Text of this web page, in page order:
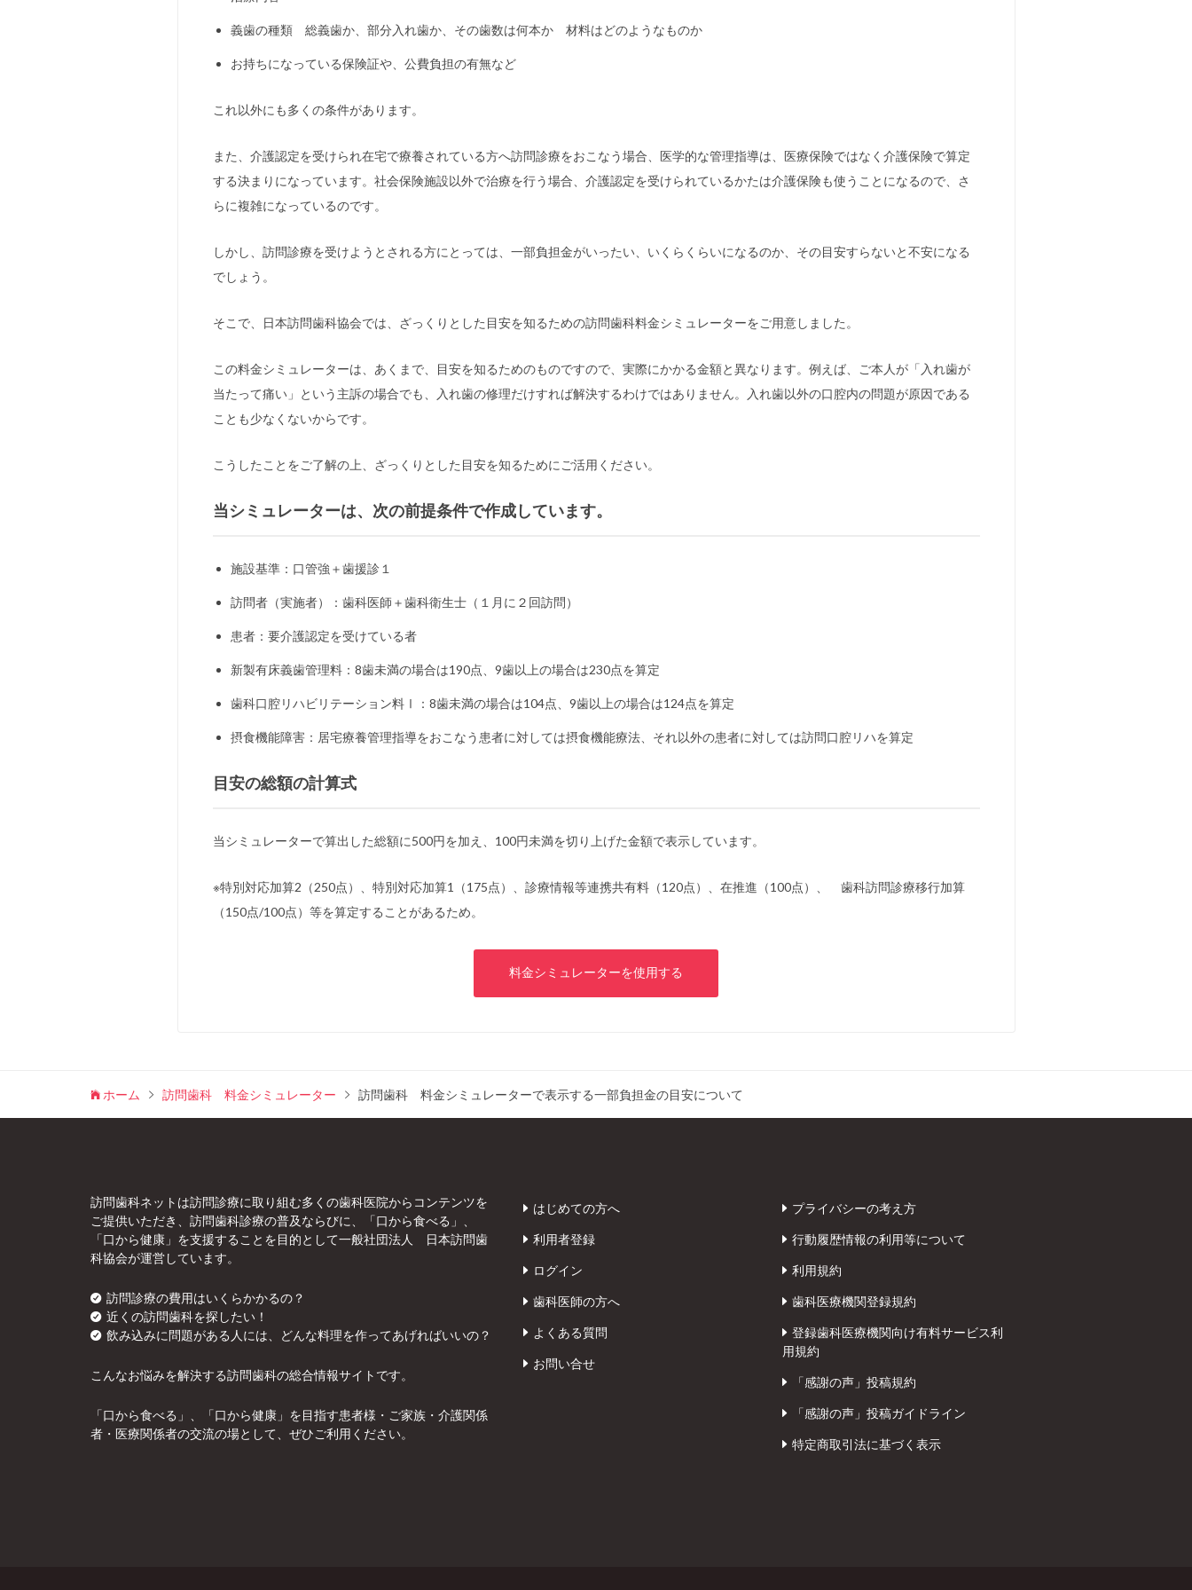
義歯の種類 総義歯か、部分入れ歯か、その歯数は何本か 材料はどのようなものか
お持ちになっている保険証や、公費負担の有無など
これ以外にも多くの条件があります。
また、介護認定を受けられ在宅で療養されている方へ訪問診療をおこなう場合、医学的な管理指導は、医療保険ではなく介護保険で算定
する決まりになっています。社会保険施設以外で治療を行う場合、介護認定を受けられているかたは介護保険も使うことになるので、さ
らに複雑になっているのです。
しかし、訪問診療を受けようとされる方にとっては、一部負担金がいったい、いくらくらいになるのか、その目安すらないと不安になる
でしょう。
そこで、日本訪問歯科協会では、ざっくりとした目安を知るための訪問歯科料金シミュレーターをご用意しました。
この料金シミュレーターは、あくまで、目安を知るためのものですので、実際にかかる金額と異なります。例えば、ご本人が「入れ歯が
当たって痛い」という主訴の場合でも、入れ歯の修理だけすれば解決するわけではありません。入れ歯以外の口腔内の問題が原因である
ことも少なくないからです。
こうしたことをご了解の上、ざっくりとした目安を知るためにご活用ください。
当シミュレーターは、次の前提条件で作成しています。
施設基準：口管強＋歯援診１
訪問者（実施者）：歯科医師＋歯科衛生士（１月に２回訪問）
患者：要介護認定を受けている者
新製有床義歯管理料：8歯未満の場合は190点、9歯以上の場合は230点を算定
歯科口腔リハビリテーション料Ⅰ：8歯未満の場合は104点、9歯以上の場合は124点を算定
摂食機能障害：居宅療養管理指導をおこなう患者に対しては摂食機能療法、それ以外の患者に対しては訪問口腔リハを算定
目安の総額の計算式
当シミュレーターで算出した総額に500円を加え、100円未満を切り上げた金額で表示しています。
※特別対応加算2（250点）、特別対応加算1（175点）、診療情報等連携共有料（120点）、在推進（100点）、 歯科訪問診療移行加算
（150点/100点）等を算定することがあるため。
料金シミュレーターを使用する
ホーム 訪問歯科 料金シミュレーター 訪問歯科 料金シミュレーターで表示する一部負担金の目安について
訪問歯科ネットは訪問診療に取り組む多くの歯科医院からコンテンツを
ご提供いただき、訪問歯科診療の普及ならびに、「口から食べる」、
「口から健康」を支援することを目的として一般社団法人 日本訪問歯
科協会が運営しています。
訪問診療の費用はいくらかかるの？
近くの訪問歯科を探したい！
飲み込みに問題がある人には、どんな料理を作ってあげればいいの？
こんなお悩みを解決する訪問歯科の総合情報サイトです。
「口から食べる」、「口から健康」を目指す患者様・ご家族・介護関係
者・医療関係者の交流の場として、ぜひご利用ください。
はじめての方へ
利用者登録
ログイン
歯科医師の方へ
よくある質問
お問い合せ
プライバシーの考え方
行動履歴情報の利用等について
利用規約
歯科医療機関登録規約
登録歯科医療機関向け有料サービス利
用規約
「感謝の声」投稿規約
「感謝の声」投稿ガイドライン
特定商取引法に基づく表示